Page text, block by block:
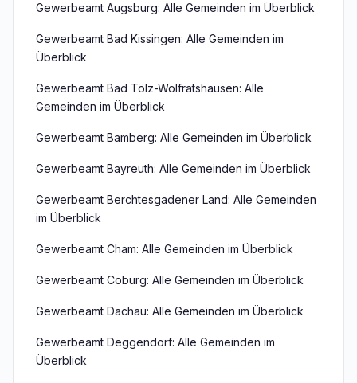
Gewerbeamt Augsburg: Alle Gemeinden im Überblick
Gewerbeamt Bad Kissingen: Alle Gemeinden im
Überblick
Gewerbeamt Bad Tölz-Wolfratshausen: Alle
Gemeinden im Überblick
Gewerbeamt Bamberg: Alle Gemeinden im Überblick
Gewerbeamt Bayreuth: Alle Gemeinden im Überblick
Gewerbeamt Berchtesgadener Land: Alle Gemeinden
im Überblick
Gewerbeamt Cham: Alle Gemeinden im Überblick
Gewerbeamt Coburg: Alle Gemeinden im Überblick
Gewerbeamt Dachau: Alle Gemeinden im Überblick
Gewerbeamt Deggendorf: Alle Gemeinden im
Überblick